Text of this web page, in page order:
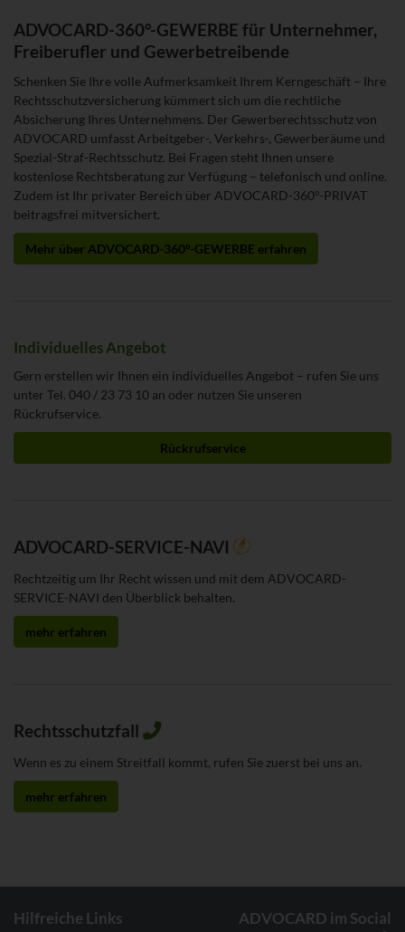
ADVOCARD-360°-GEWERBE für Unternehmer,
Freiberufler und Gewerbetreibende
Schenken Sie Ihre volle Aufmerksamkeit Ihrem Kerngeschäft – Ihre
Rechtsschutzversicherung kümmert sich um die rechtliche
Absicherung Ihres Unternehmens. Der Gewerberechtsschutz von
ADVOCARD umfasst Arbeitgeber-, Verkehrs-, Gewerberäume und
Spezial-Straf-Rechtsschutz. Bei Fragen steht Ihnen unsere
kostenlose Rechtsberatung zur Verfügung – telefonisch und online.
Zudem ist Ihr privater Bereich über ADVOCARD-360°-PRIVAT
beitragsfrei mitversichert.
Mehr über ADVOCARD-360°-GEWERBE erfahren
Individuelles Angebot
Gern erstellen wir Ihnen ein individuelles Angebot – rufen Sie uns
unter Tel. 040 / 23 73 10 an oder nutzen Sie unseren
Rückrufservice.
Rückrufservice
ADVOCARD-SERVICE-NAVI
Rechtzeitig um Ihr Recht wissen und mit dem ADVOCARD-
SERVICE-NAVI den Überblick behalten.
mehr erfahren
Rechtsschutzfall
Wenn es zu einem Streitfall kommt, rufen Sie zuerst bei uns an.
mehr erfahren
Hilfreiche Links
ADVOCARD im Social